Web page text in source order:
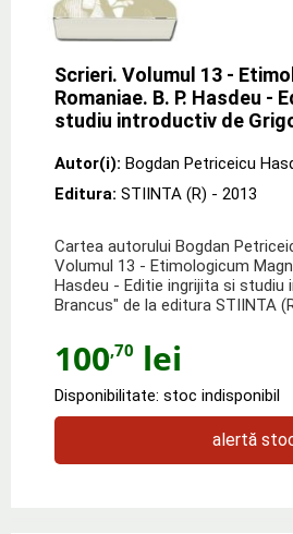
Scrieri. Volumul 13 -
Romaniae. B. P. Hasdeu -
studiu introductiv de
Autor(i): Bogdan Petriceicu
Editura: STIINTA (R) - 2013
Cartea autorului Bogdan
Volumul 13 - Etimologicum
Hasdeu - Editie ingrijita si studiu
Brancus" de la editura STIINTA
100,70 lei
Disponibilitate: stoc indisponibil
alertă